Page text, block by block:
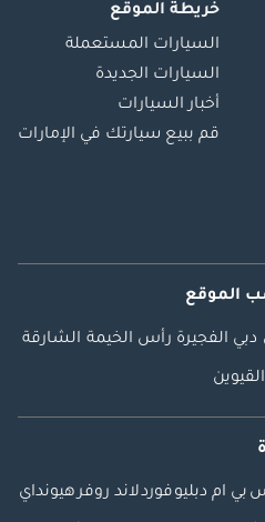
خريطة الموقع
السيارات المستعملة
السيارات الجديدة
أخبار السيارات
قم ببيع سيارتك في الإمارات
الموقع
دبي الفجيرة رأس الخيمة الشارقة
بي ام دبليوفوردلاند روفرهيونداي